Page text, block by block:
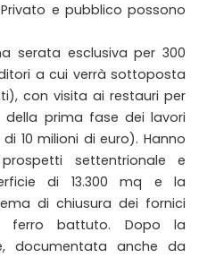
e pubblico possono
serata esclusiva per 300
a cui verrà sottoposta
con visita ai restauri per
prima fase dei lavori
10 milioni di euro). Hanno
settentrionale e
di 13.300 mq e la
di chiusura dei fornici
ferro battuto. Dopo la
documentata anche da